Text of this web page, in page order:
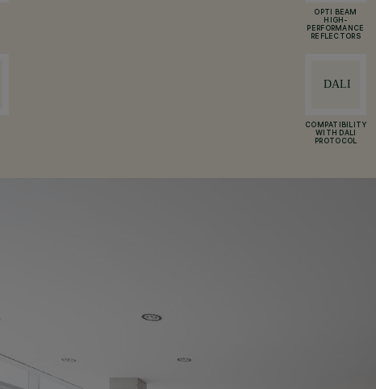
OPTI BEAM
HIGH-
PERFORMANCE
REFLECTORS
COMPATIBILITY
WITH DALI
PROTOCOL